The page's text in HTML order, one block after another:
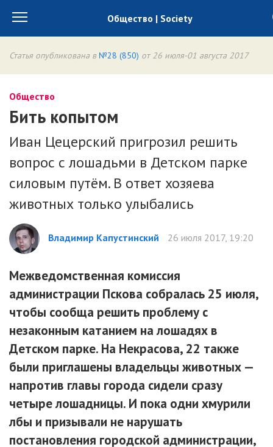
Общество | Society
Статья опубликована в №28 (850) от 26 июля-01 августа 2017
Общество
Бить копытом
Иван Цецерский пригрозил решить
вопрос с лошадьми в Детском парке
силовым путём. В ответ хозяева
животных только улыбались
Владимир Капустинский 26 июля 2017, 19:20
Межведомственная комиссия
администрации Пскова собралась 25 июля,
чтобы сообща решить проблему с
незаконным катанием на лошадях в
Детском парке. На Некрасова, 22 также
были приглашены владельцы животных —
напротив главы города сидели сразу
четыре лошадницы. И пока одни хмурили
лбы и призывали не нарушать
постановления городской администрации,